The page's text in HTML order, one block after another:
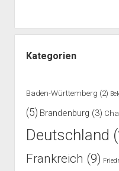
Kategorien
Baden-Württemberg (2)
(5) Brandenburg (3)
Deutschland
Frankreich (9)